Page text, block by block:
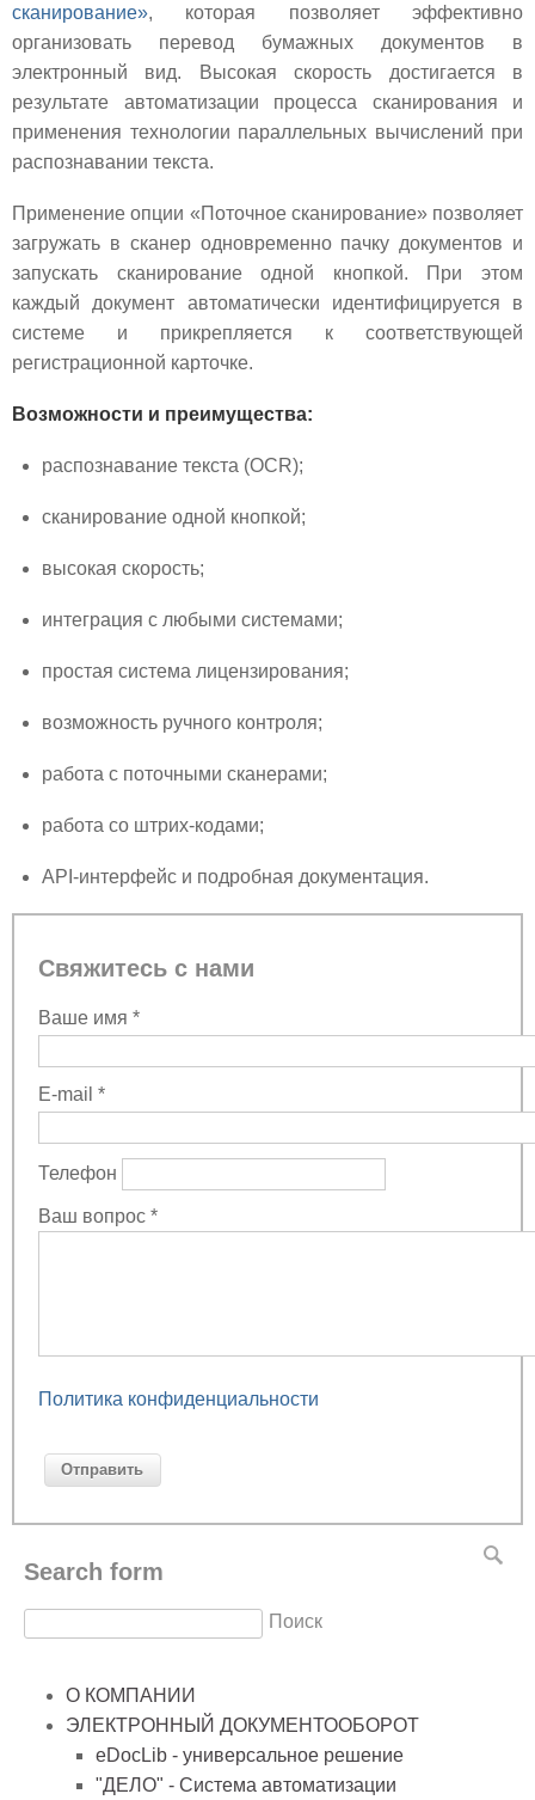
сканирование», которая позволяет эффективно
организовать перевод бумажных документов в
электронный вид. Высокая скорость достигается в
результате автоматизации процесса сканирования и
применения технологии параллельных вычислений при
распознавании текста.
Применение опции «Поточное сканирование» позволяет
загружать в сканер одновременно пачку документов и
запускать сканирование одной кнопкой. При этом
каждый документ автоматически идентифицируется в
системе и прикрепляется к соответствующей
регистрационной карточке.
Возможности и преимущества:
распознавание текста (OCR);
сканирование одной кнопкой;
высокая скорость;
интеграция с любыми системами;
простая система лицензирования;
возможность ручного контроля;
работа с поточными сканерами;
работа со штрих-кодами;
API-интерфейс и подробная документация.
Свяжитесь с нами
Ваше имя *
E-mail *
Телефон
Ваш вопрос *
Политика конфиденциальности
Search form
Поиск
О КОМПАНИИ
ЭЛЕКТРОННЫЙ ДОКУМЕНТООБОРОТ
eDocLib - универсальное решение
"ДЕЛО" - Система автоматизации